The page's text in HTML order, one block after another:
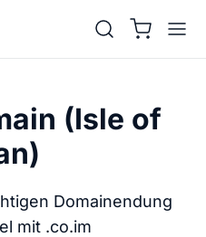
(Isle of
Domainendung
mit .co.im